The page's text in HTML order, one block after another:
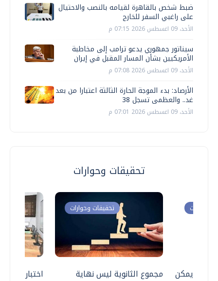
ضبط شخص بالقاهرة لقيامه بالنصب والاحتيال
على راغبي السفر للخارج
الأحد، 09 اغسطس 2026 07:15 م
سيناتور جمهوري يدعو ترامب إلى مخاطبة
الأمريكيين بشأن المسار المقبل في إيران
الأحد، 09 اغسطس 2026 07:08 م
الأرصاد: بدء الموجة الحارة الثالثة اعتبارا من بعد
غد.. والعظمى تسجل 38
الأحد، 09 اغسطس 2026 07:01 م
تحقيقات وحوارات
اختبارات
تحقيقات وحوارات
مجموع الثانوية ليس نهاية
وحوارات
.. هل يمكن